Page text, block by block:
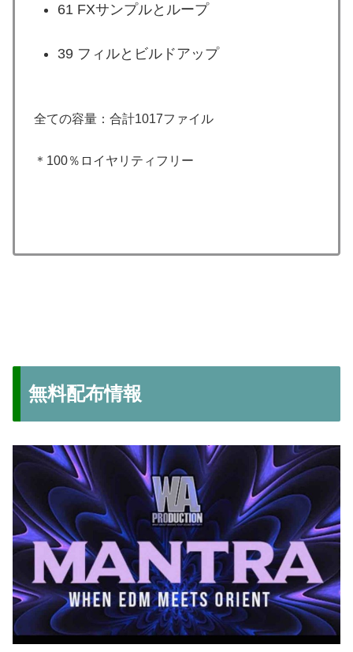
61 FXサンプルとループ
39 フィルとビルドアップ
全ての容量：合計1017ファイル
＊100％ロイヤリティフリー
無料配布情報